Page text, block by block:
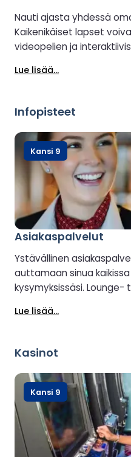
Nauti ajasta yhdessä
Kaikenikäiset lapset
videopelien ja
hauskanpitoon tai
Lue lisää...
Infopisteet
Asiakaspalvelut
Ystävällinen
auttamaan sinua
kysymyksissäsi.
asiakaspalvelussa.
Lue lisää...
Kansi 9
Kasinot
Kansi 9